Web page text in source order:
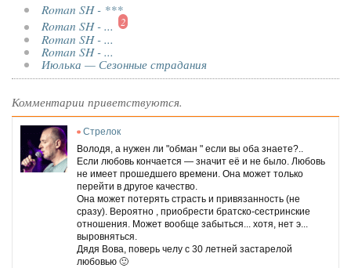
Roman SH - ***
Roman SH - ...
2
Roman SH - ...
Roman SH - ...
Июлька — Сезонные страдания
Комментарии приветствуются.
Стрелок
Володя, а нужен ли "обман " если вы оба знаете?..
Если любовь кончается — значит её и не было. Любовь
не имеет прошедшего времени. Она может только
перейти в другое качество.
Она может потерять страсть и привязанность (не
сразу). Вероятно , приобрести братско-сестринские
отношения. Может вообще забыться... хотя, нет э...
выровняться.
Дядя Вова, поверь челу с 30 летней застарелой
любовью 🙂